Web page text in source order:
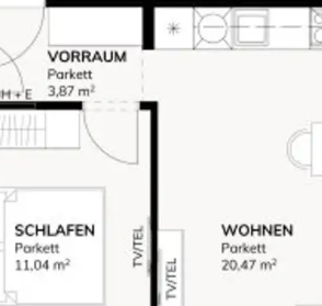
Wien in ca. 25 Minuten.